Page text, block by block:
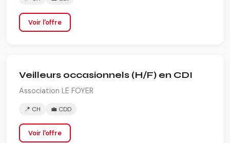
Voir l'offre
Veilleurs occasionnels (H/F) en CDI
Association LE FOYER
📍 CH 💼 CDD
Voir l'offre